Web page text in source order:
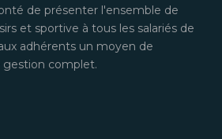
de présenter l'ensemble de
et sportive à tous les salariés de
adhérents un moyen de
complet.